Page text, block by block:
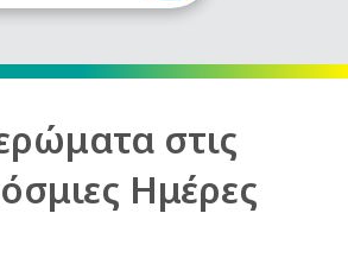
στις
Ημέρες